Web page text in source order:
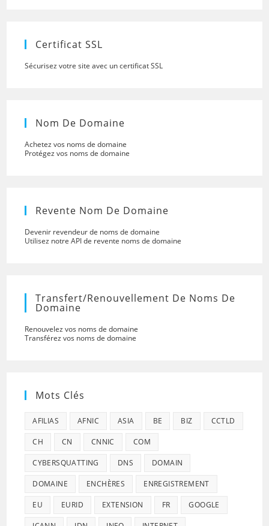
Certificat SSL
Sécurisez votre site avec un certificat SSL
Nom De Domaine
Achetez vos noms de domaine
Protégez vos noms de domaine
Revente Nom De Domaine
Devenir revendeur de noms de domaine
Utilisez notre API de revente noms de domaine
Transfert/renouvellement De Noms De
Domaine
Renouvelez vos noms de domaine
Transférez vos noms de domaine
Mots Clés
AFILIAS AFNIC ASIA BE BIZ CCTLD
CH CN CNNIC COM
CYBERSQUATTING DNS DOMAIN
DOMAINE ENCHÈRES ENREGISTREMENT
EU EURID EXTENSION FR GOOGLE